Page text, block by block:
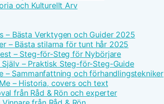
och Kulturellt Arv
– Bästa Verktygen och Guider 2025
– Bästa stilarna för tunt hår 2025
– Steg-för-Steg för Nybörjare
– Praktisk Steg-för-Steg-Guide
– Sammanfattning och förhandlingstekniker
– Historia, covers och text
från Råd & Rön och experter